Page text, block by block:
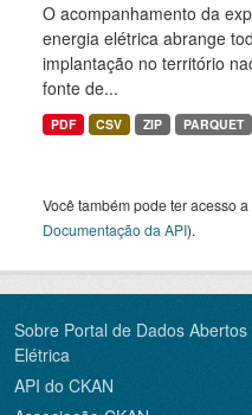
O acompanhamento da
energia elétrica abrange
implantação no território
fonte de...
PDF CSV ZIP PARQUET
Você também pode ter acesso
Documentação da API).
Sobre Portal de Dados
Elétrica
API do CKAN